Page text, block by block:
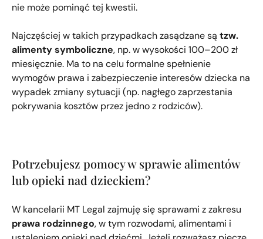
nie może pominąć tej kwestii.
Najczęściej w takich przypadkach zasądzane są tzw.
alimenty symboliczne, np. w wysokości 100–200 zł
miesięcznie. Ma to na celu formalne spełnienie
wymogów prawa i zabezpieczenie interesów dziecka na
wypadek zmiany sytuacji (np. nagłego zaprzestania
pokrywania kosztów przez jedno z rodziców).
Potrzebujesz pomocy w sprawie alimentów
lub opieki nad dzieckiem?
W kancelarii MT Legal zajmuję się sprawami z zakresu
prawa rodzinnego, w tym rozwodami, alimentami i